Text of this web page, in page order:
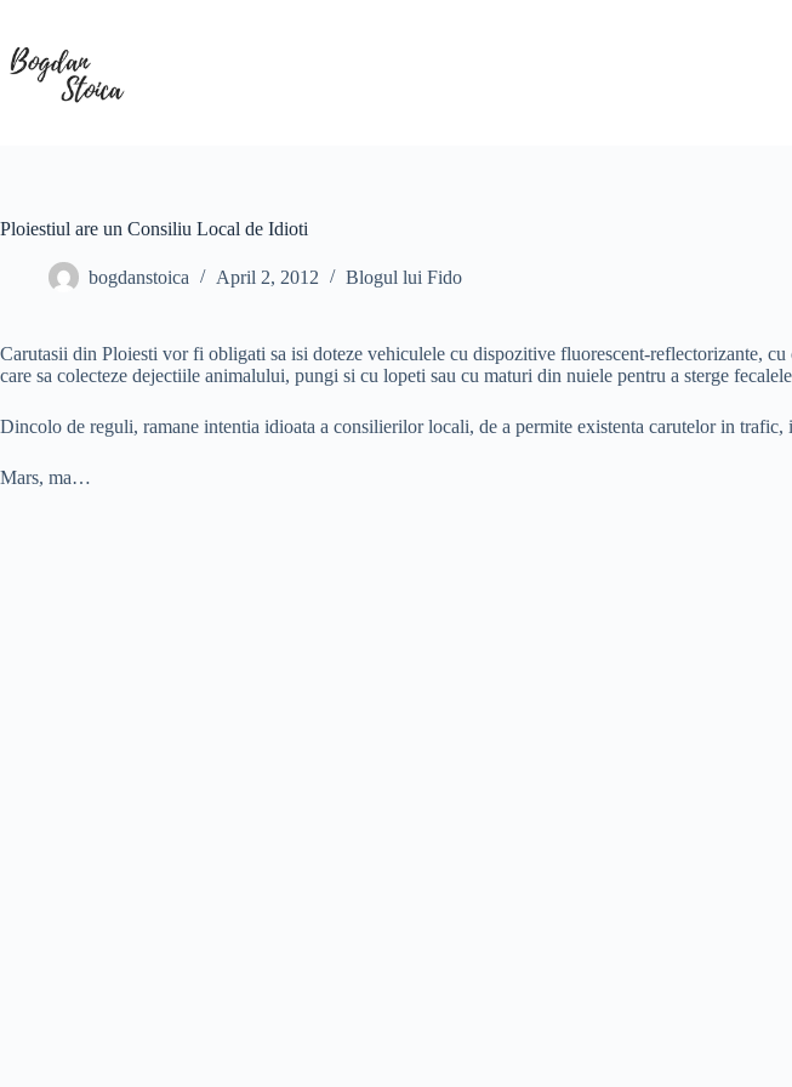
content
Ploiestiul are un Consiliu Local de Idioti
bogdanstoica April 2, 2012 Blogul lui Fido
Carutasii din Ploiesti vor fi obligati sa isi doteze vehiculele cu dispozitive fluorescent-reflectorizante,
care sa colecteze dejectiile animalului, pungi si cu lopeti sau cu maturi din nuiele pentru a sterge
Dincolo de reguli, ramane intentia idioata a consilierilor locali, de a permite existenta carutelor in trafic,
Mars, ma…